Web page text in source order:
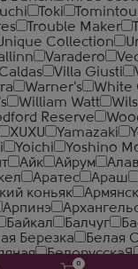
0
Toki
Trouble Maker
Collection
Varadero
Villa Giusti
Warner's White
William Watt
Reserve
XUXU Yamazaki
Yoichi Yoshino
Айк Айрум
Аратес Араш
коньяк
Арпинэ
Байкал Балчуг
Березка Белая
БелорусскаЯ